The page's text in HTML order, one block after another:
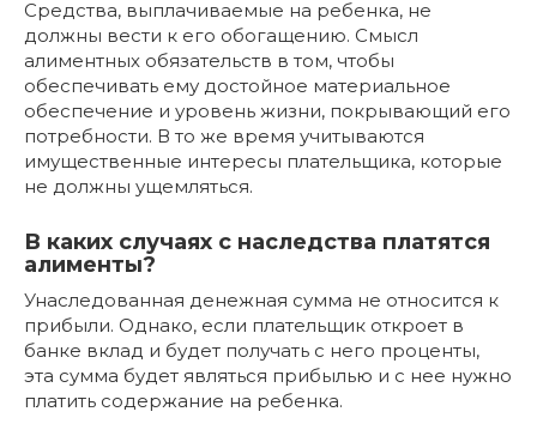
Средства, выплачиваемые на ребенка, не
должны вести к его обогащению. Смысл
алиментных обязательств в том, чтобы
обеспечивать ему достойное материальное
обеспечение и уровень жизни, покрывающий его
потребности. В то же время учитываются
имущественные интересы плательщика, которые
не должны ущемляться.
В каких случаях с наследства платятся
алименты?
Унаследованная денежная сумма не относится к
прибыли. Однако, если плательщик откроет в
банке вклад и будет получать с него проценты,
эта сумма будет являться прибылью и с нее нужно
платить содержание на ребенка.